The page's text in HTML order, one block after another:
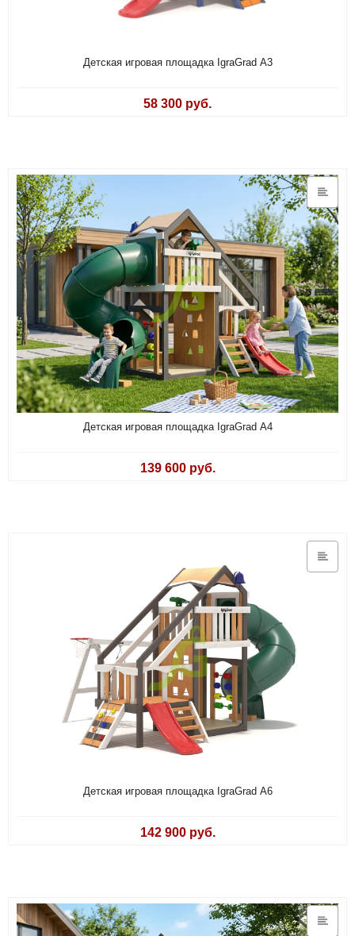
Детская игровая площадка IgraGrad А3
58 300 руб.
Детская игровая площадка IgraGrad А4
139 600 руб.
Детская игровая площадка IgraGrad А6
142 900 руб.